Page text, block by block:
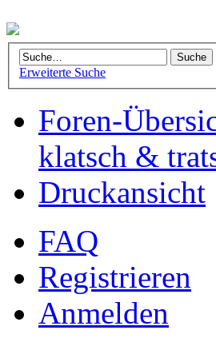
Erweiterte Suche
Foren-
klatsch &
Druckansicht
FAQ
Registrieren
Anmelden